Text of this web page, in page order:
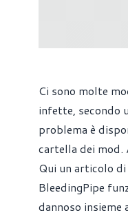
Ci sono molte
infette, secondo
problema è
cartella dei mod.
Qui un articolo
BleedingPipe
dannoso insieme